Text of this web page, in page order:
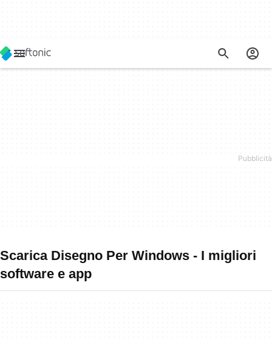
Scarica Disegno Per Windows - I migliori
software e app